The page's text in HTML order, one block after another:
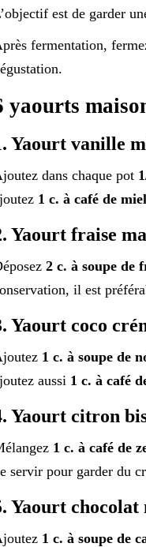
est de garder
fermentation,
yaourts
Yaourt vanille
dans chaque pot
1 c. à café de miel
Yaourt fraise
2 c. à soupe de
il est
Yaourt coco
1 c. à soupe de
aussi 1 c. à café
Yaourt citron
1 c. à café de
servir pour garder du
Yaourt chocolat
1 c. à soupe de